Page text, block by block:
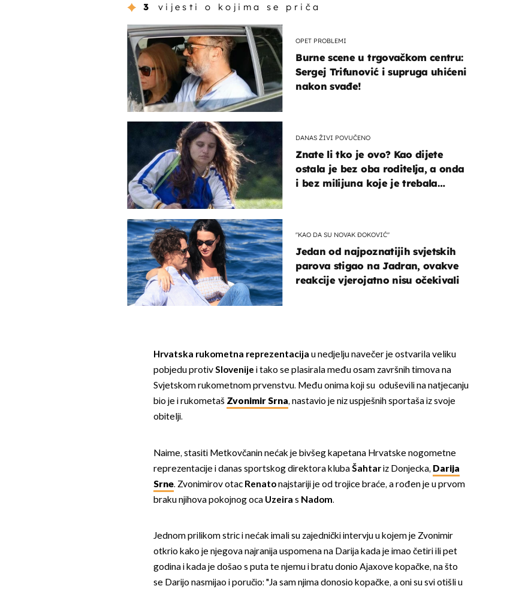
3 vijesti o kojima se priča
OPET PROBLEMI
Burne scene u trgovačkom centru:
Sergej Trifunović i supruga uhićeni
nakon svađe!
DANAS ŽIVI POVUČENO
Znate li tko je ovo? Kao dijete
ostala je bez oba roditelja, a onda
i bez milijuna koje je trebala
"KAO DA SU NOVAK ĐOKOVIĆ"
Jedan od najpoznatijih svjetskih
parova stigao na Jadran, ovakve
reakcije vjerojatno nisu očekivali
Hrvatska rukometna reprezentacija u nedjelju navečer je ostvarila veliku
pobjedu protivSlovenije i tako se plasirala među osam završnih timova na
Svjetskom rukometnom prvenstvu. Među onima koji su oduševili na natjecanju
bio je i rukometaš Zvonimir Srna, nastavio je niz uspješnih sportaša iz svoje
obitelji.
Naime, stasiti Metkovčanin nećak je bivšeg kapetana Hrvatske nogometne
reprezentacije i danas sportskog direktora klubaŠahtariz Donjecka, Darija
Srne. Zvonimirov otac Renatonajstariji je od trojice braće, a rođen je u prvom
braku njihova pokojnog oca Uzeira s Nadom.
Jednom prilikom stric i nećak imali su zajednički intervju u kojem je Zvonimir
otkrio kako je njegova najranija uspomena na Darija kada je imao četiri ili pet
godina i kada je došao s puta te njemu i bratu donio Ajaxove kopačke, na što
se Darijo nasmijao i poručio: "Ja sam njima donosio kopačke, a oni su svi otišli u